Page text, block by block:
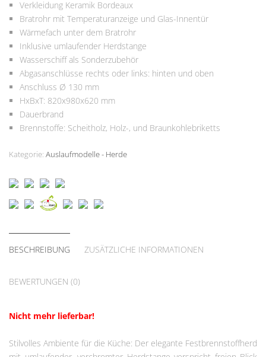
Verkleidung Keramik Bordeaux
Bratrohr mit Temperaturanzeige und Glas-Innentür
Wärmefach unter dem Bratrohr
Inklusive umlaufender Herdstange
Wasserschiff als Sonderzubehör
Abgasanschlüsse rechts oder links: hinten und oben
Anschluss Ø 130 mm
HxBxT: 820x980x620 mm
Dauerbrand
Brennstoffe: Scheitholz, Holz-, und Braunkohlebriketts
Kategorie: Auslaufmodelle - Herde
BESCHREIBUNG ZUSÄTZLICHE INFORMATIONEN
BEWERTUNGEN (0)
Nicht mehr lieferbar!
Stilvolles Ambiente für die Küche: Der elegante Festbrennstoffherd